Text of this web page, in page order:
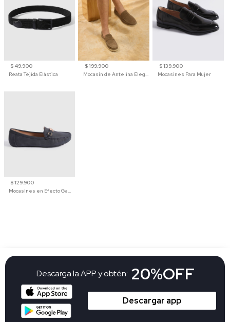
$ 49.900
Reata Tejida Elástica
$ 199.900
Mocasín de Antelina Elegante con Suela de Contraste Para Hombre
$ 139.900
Mocasines Para Mujer
$ 129.900
Mocasines en Efecto Gamuzado Para Mujer
Descarga la APP y obtén: 20%OFF
Descargar app